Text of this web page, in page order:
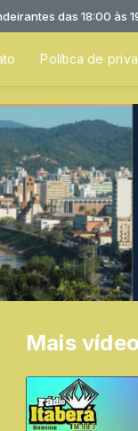
das 18:00 às 19:30
Política de
Mais